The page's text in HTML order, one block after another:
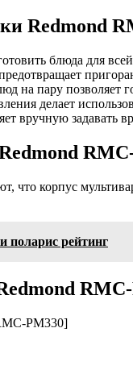
Redmond
блюда для
на пару позволяет
делает
вручную задавать
что корпус
поларис рейтинг
PM330]